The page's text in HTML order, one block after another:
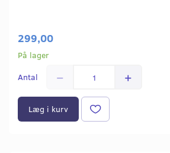
299,00
På lager
Antal
Læg i kurv